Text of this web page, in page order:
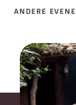
ANDERE